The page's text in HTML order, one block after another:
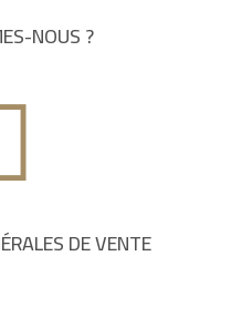
NOUS ?
DE VENTE